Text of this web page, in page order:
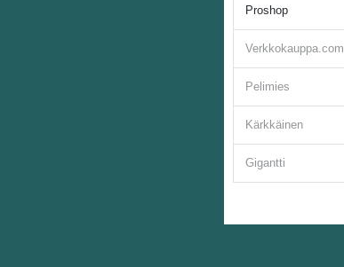
Proshop
Verkkokauppa.com
Pelimies
Kärkkäinen
Gigantti